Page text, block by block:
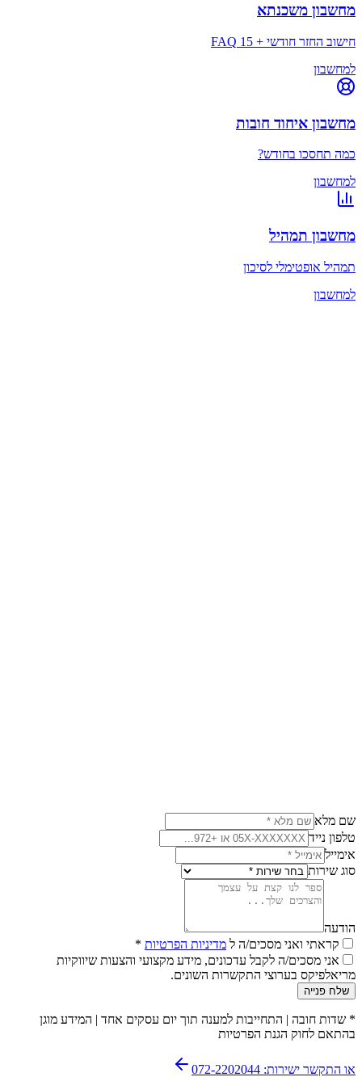
מחשבון משכנתא
חישוב החזר חודשי + 15 FAQ
למחשבון
מחשבון איחוד חובות
כמה תחסכו בחודש?
למחשבון
מחשבון תמהיל
תמהיל אופטימלי לסיכון
למחשבון
שם מלא
טלפון נייד
אימייל
סוג שירות
הודעה
קראתי ואני מסכים/ה ל מדיניות הפרטיות *
אני מסכים/ה לקבל עדכונים, מידע מקצועי והצעות שיווקיות
מריאלפיקס בערוצי התקשרות השונים.
שלח פנייה
* שדות חובה | התחייבות למענה תוך יום עסקים אחד | המידע מוגן
בהתאם לחוק הגנת הפרטיות
או התקשר ישירות: 072-2202044